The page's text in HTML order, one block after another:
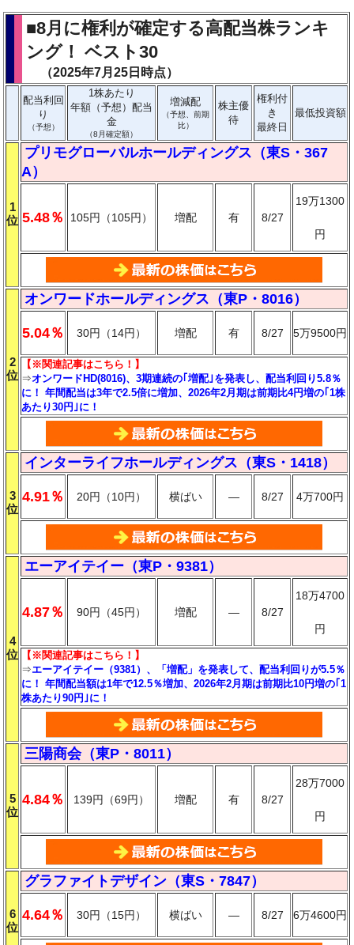
■8月に権利が確定する高配当株ランキ
ング！ ベスト30
（2025年7月25日時点）
配当利回
り
（予想）
1株あたり
年額（予想）配当
金
（8月確定額）
増減配
（予想、前期
比）
株主優
待
権利付
き
最終日
最低投資額
1
位
プリモグローバルホールディングス（東S・367
A）
5.48％ 105円（105円） 増配 有 8/27
19万1300
円
2
位
オンワードホールディングス（東P・8016）
5.04％ 30円（14円） 増配 有 8/27 5万9500円
【※関連記事はこちら！】
⇒オンワードHD(8016)、3期連続の｢増配｣を発表し、配当利回り5.8％
に！ 年間配当は3年で2.5倍に増加、2026年2月期は前期比4円増の｢1株
あたり30円｣に！
3
位
インターライフホールディングス（東S・1418）
4.91％ 20円（10円） 横ばい ― 8/27 4万700円
4
位
エーアイテイー（東P・9381）
4.87％ 90円（45円） 増配 ― 8/27
18万4700
円
【※関連記事はこちら！】
⇒エーアイテイー（9381）、「増配」を発表して、配当利回りが5.5％
に！ 年間配当額は1年で12.5％増加、2026年2月期は前期比10円増の｢1
株あたり90円｣に！
5
位
三陽商会（東P・8011）
4.84％ 139円（69円） 増配 有 8/27
28万7000
円
6
位
グラファイトデザイン（東S・7847）
4.64％ 30円（15円） 横ばい ― 8/27 6万4600円